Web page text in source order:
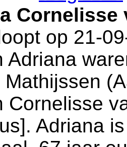
Cornelisse
op 21-
Adriana
Cornelisse
Adriana